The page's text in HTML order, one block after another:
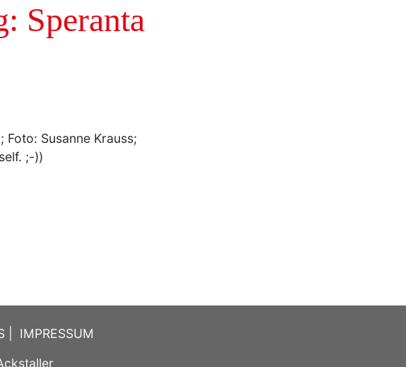
Speranta
Foto: Susanne Krauss;
;-))
IMPRESSUM